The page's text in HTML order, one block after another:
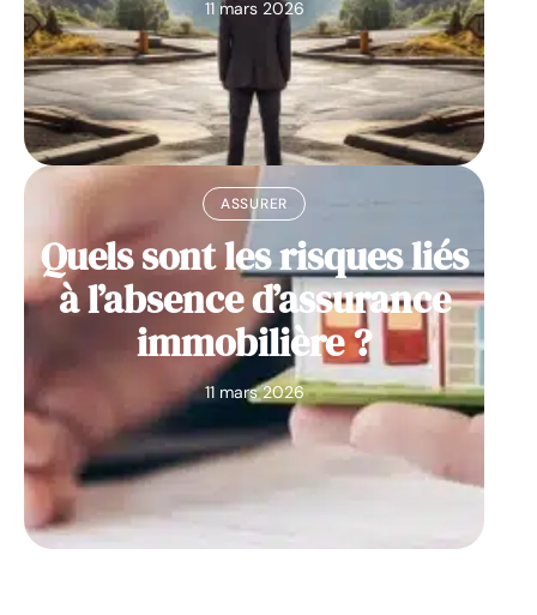
11 mars 2026
ASSURER
Quels sont les risques liés
à l’absence d’assurance
immobilière ?
11 mars 2026